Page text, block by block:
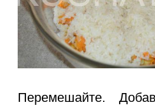
Перемешайте.